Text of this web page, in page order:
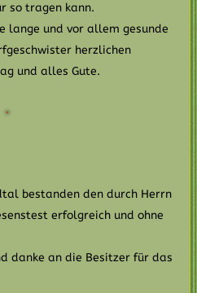
so tragen kann.
lange und vor allem gesunde
herzlichen
und alles Gute.
bestanden den durch Herrn
erfolgreich und ohne
danke an die Besitzer für das